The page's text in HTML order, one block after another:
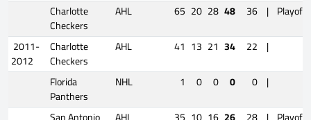
Charlotte
Checkers
AHL 65 20 28 48 36 | Playoffs
2011-
2012
Charlotte
Checkers
AHL 41 13 21 34 22 |
Florida
Panthers
NHL 1 0 0 0 0 |